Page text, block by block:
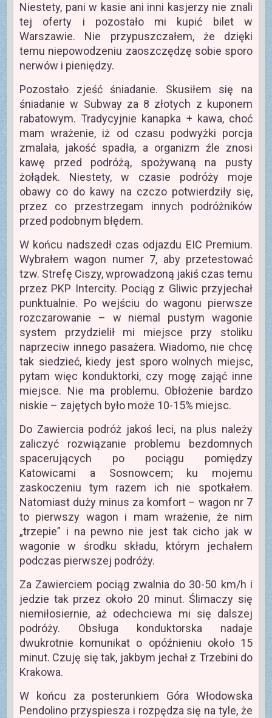
Niestety, pani w kasie ani inni kasjerzy nie znali
tej oferty i pozostało mi kupić bilet w
Warszawie. Nie przypuszczałem, że dzięki
temu niepowodzeniu zaoszczędzę sobie sporo
nerwów i pieniędzy.
Pozostało zjeść śniadanie. Skusiłem się na
śniadanie w Subway za 8 złotych z kuponem
rabatowym. Tradycyjnie kanapka + kawa, choć
mam wrażenie, iż od czasu podwyżki porcja
zmalała, jakość spadła, a organizm źle znosi
kawę przed podróżą, spożywaną na pusty
żołądek. Niestety, w czasie podróży moje
obawy co do kawy na czczo potwierdziły się,
przez co przestrzegam innych podróżników
przed podobnym błędem.
W końcu nadszedł czas odjazdu EIC Premium.
Wybrałem wagon numer 7, aby przetestować
tzw. Strefę Ciszy, wprowadzoną jakiś czas temu
przez PKP Intercity. Pociąg z Gliwic przyjechał
punktualnie. Po wejściu do wagonu pierwsze
rozczarowanie – w niemal pustym wagonie
system przydzielił mi miejsce przy stoliku
naprzeciw innego pasażera. Wiadomo, nie chcę
tak siedzieć, kiedy jest sporo wolnych miejsc,
pytam więc konduktorki, czy mogę zająć inne
miejsce. Nie ma problemu. Obłożenie bardzo
niskie – zajętych było może 10-15% miejsc.
Do Zawiercia podróż jakoś leci, na plus należy
zaliczyć rozwiązanie problemu bezdomnych
spacerujących po pociągu pomiędzy
Katowicami a Sosnowcem; ku mojemu
zaskoczeniu tym razem ich nie spotkałem.
Natomiast duży minus za komfort – wagon nr 7
to pierwszy wagon i mam wrażenie, że nim
„trzepie” i na pewno nie jest tak cicho jak w
wagonie w środku składu, którym jechałem
podczas pierwszej podróży.
Za Zawierciem pociąg zwalnia do 30-50 km/h i
jedzie tak przez około 20 minut. Ślimaczy się
niemiłosiernie, aż odechciewa mi się dalszej
podróży. Obsługa konduktorska nadaje
dwukrotnie komunikat o opóźnieniu około 15
minut. Czuję się tak, jakbym jechał z Trzebini do
Krakowa.
W końcu za posterunkiem Góra Włodowska
Pendolino przyspiesza i rozpędza się na tyle, że